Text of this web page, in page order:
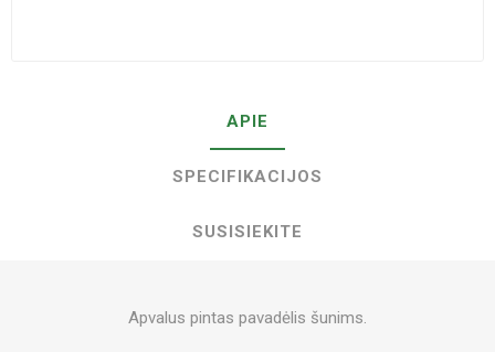
APIE
SPECIFIKACIJOS
SUSISIEKITE
Apvalus pintas pavadėlis šunims.